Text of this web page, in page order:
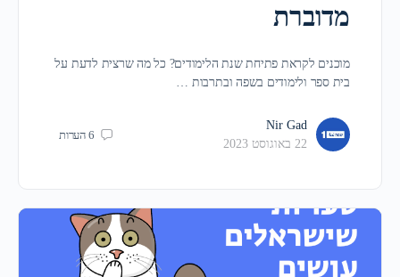
מדוברת
מוכנים לקראת פתיחת שנת הלימודים? כל מה שרצית לדעת על
בית ספר ולימודים בשפה ובתרבות …
Nir Gad
22 באוגוסט 2023
6 הערות